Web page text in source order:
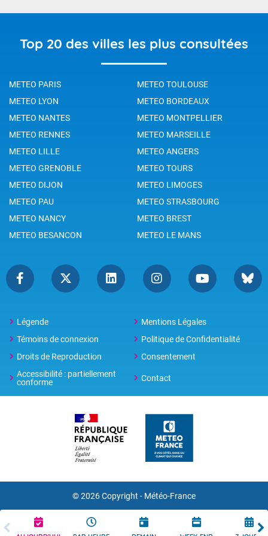
Top 20 des villes les plus consultées
METEO PARIS
METEO TOULOUSE
METEO LYON
METEO BORDEAUX
METEO NANTES
METEO MONTPELLIER
METEO RENNES
METEO MARSEILLE
METEO LILLE
METEO ANGERS
METEO GRENOBLE
METEO TOURS
METEO DIJON
METEO LIMOGES
METEO PAU
METEO STRASBOURG
METEO NANCY
METEO BREST
METEO BESANCON
METEO LE MANS
Légende
Mentions Légales
Témoins de connexion
Politique de Confidentialité
Droits de Reproduction
Consentement
Accessibilité : partiellement
conforme
Contact
© 2026 Copyright - Météo-France